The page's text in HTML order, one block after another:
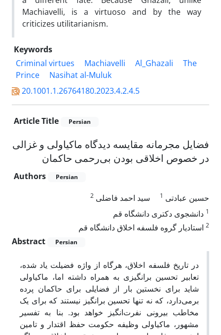
Machiavelli, is a virtuoso and by the way
criticizes utilitarianism.
Keywords
Criminal virtues
Machiavelli Al_Ghazali
The
Prince
Nasihat al-Muluk
20.1001.1.26764180.2023.4.2.4.5
Article Title Persian
فضایل مجرمانه مقایسه دیدگاه ماکیاولی و غزالی
در خصوص اخلاقی بودن بی‌رحمی حاکمان
Authors Persian
حسین عبادتی 1 سید احمد فاضلی 2
1 دانشجوی دکتری دانشگاه قم
2 استادیار گروه فلسفه اخلاق دانشگاه قم
Abstract
Persian
در تاریخ فلسفه اخلاق، هرگاه از واژه فضیلت یاد شده،
تعابیر تحسین برانگیزی به همراه داشته اما، ماکیاولی
شاید برای نخستین بار از فضایلی برای حاکمان پرده
بر‌می‌دارد، که نه تنها تحسین برانگیز نیستند که برای یک
مخاطب بیرونی نفرت‌انگیز خواهد بود. بنا به تفسیر
مشهور، ماکیاولی وظیفه حکومت حفظ اقتدار و تامین